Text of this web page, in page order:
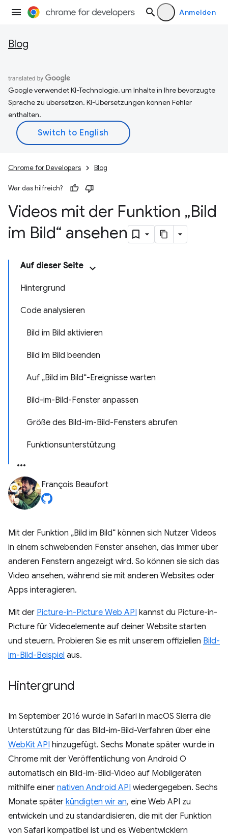
Anmelden
Blog
Google verwendet KI-Technologie, um Inhalte in Ihre bevorzugte
Sprache zu übersetzen. KI-Übersetzungen können Fehler
enthalten.
Chrome for Developers Blog
War das hilfreich?
Videos mit der Funktion „Bild
im Bild“ ansehen
Auf dieser Seite
Hintergrund
Code analysieren
Bild im Bild aktivieren
Bild im Bild beenden
Auf „Bild im Bild“-Ereignisse warten
Bild-im-Bild-Fenster anpassen
Größe des Bild-im-Bild-Fensters abrufen
Funktionsunterstützung
François Beaufort
Mit der Funktion „Bild im Bild“ können sich Nutzer Videos
in einem schwebenden Fenster ansehen, das immer über
anderen Fenstern angezeigt wird. So können sie sich das
Video ansehen, während sie mit anderen Websites oder
Apps interagieren.
Mit der Picture-in-Picture Web API kannst du Picture-in-
Picture für Videoelemente auf deiner Website starten
und steuern. Probieren Sie es mit unserem offiziellen Bild-
im-Bild-Beispiel aus.
Hintergrund
Im September 2016 wurde in Safari in macOS Sierra die
Unterstützung für das Bild-im-Bild-Verfahren über eine
WebKit API hinzugefügt. Sechs Monate später wurde in
Chrome mit der Veröffentlichung von Android O
automatisch ein Bild-im-Bild-Video auf Mobilgeräten
mithilfe einer nativen Android API wiedergegeben. Sechs
Monate später kündigten wir an, eine Web API zu
entwickeln und zu standardisieren, die mit der Funktion
von Safari kompatibel ist und es Webentwicklern